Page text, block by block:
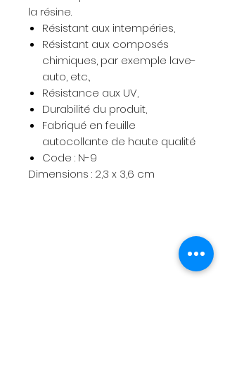
la résine.
Résistant aux intempéries,
Résistant aux composés
chimiques, par exemple lave-
auto, etc.,
Résistance aux UV,
Durabilité du produit,
Fabriqué en feuille
autocollante de haute qualité
Code : N-9
Dimensions : 2,3 x 3,6 cm